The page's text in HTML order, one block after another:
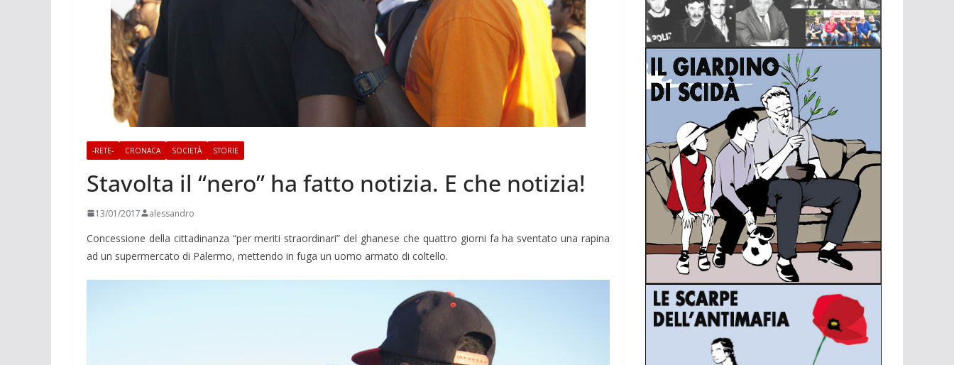
-RETE- CRONACA SOCIETÀ STORIE
Stavolta il “nero” ha fatto notizia. E che notizia!
13/01/2017 alessandro
Concessione della cittadinanza “per meriti straordinari” del ghanese che quattro giorni fa ha sventato una rapina
ad un supermercato di Palermo, mettendo in fuga un uomo armato di coltello.